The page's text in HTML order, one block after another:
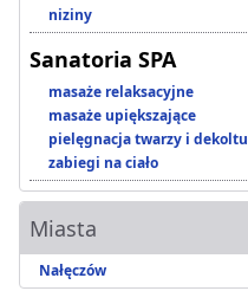
niziny
Sanatoria SPA
masaże relaksacyjne
masaże upiększające
pielęgnacja twarzy i dekoltu
zabiegi na ciało
Miasta
Nałęczów